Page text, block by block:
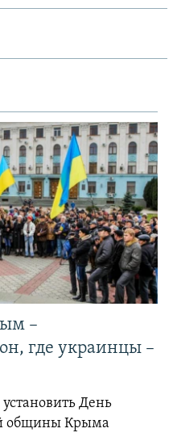
–
где украинцы –
День
общины Крыма